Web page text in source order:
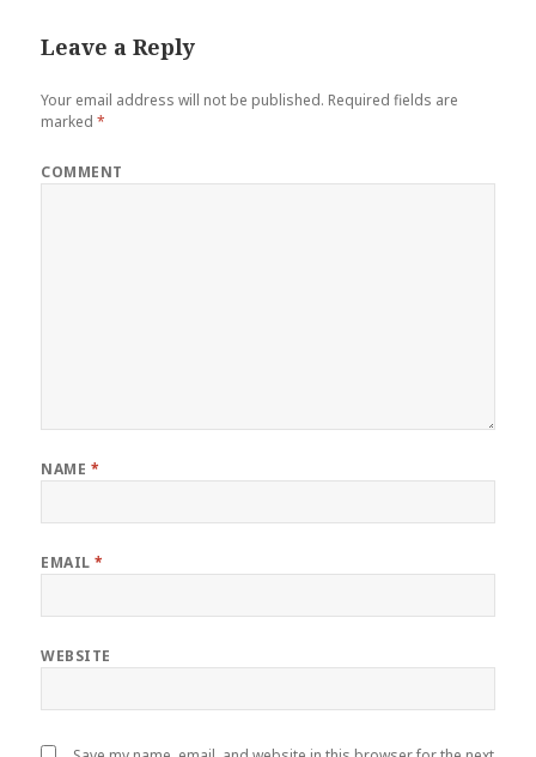
Leave a Reply
Your email address will not be published. Required fields are
marked*
COMMENT
NAME *
EMAIL*
WEBSITE